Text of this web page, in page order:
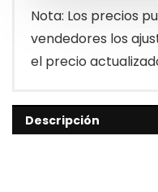
Nota: Los precios
vendedores los
el precio
Descripción